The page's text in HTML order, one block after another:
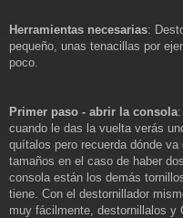
Herramientas necesarias:
pequeño, unas tenacillas por
poco.
Primer paso - abrir la consola
cuando le das la vuelta verás
quítalos pero recuerda dónde
tamaños en el caso de haber
consola están los demás
tiene. Con el destornillador
muy fácilmente, destornillalos y